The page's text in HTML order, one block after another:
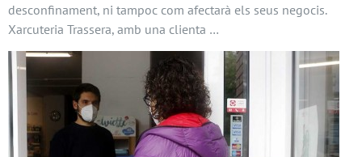
desconfinament, ni tampoc com afectarà els seus negocis.
Xarcuteria Trassera, amb una clienta …